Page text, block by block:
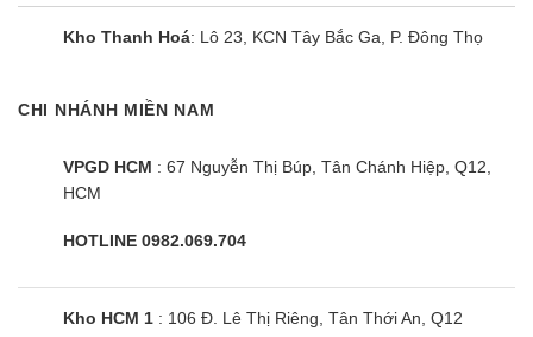
12000BTU 1 Chiều
Kho Thanh Hoá: Lô 23, KCN Tây Bắc Ga, P. Đông Thọ
CHI NHÁNH MIỀN NAM
VPGD HCM : 67 Nguyễn Thị Búp, Tân Chánh Hiệp, Q12,
HCM
HOTLINE 0982.069.704
Kho HCM 1 : 106 Đ. Lê Thị Riêng, Tân Thới An, Q12